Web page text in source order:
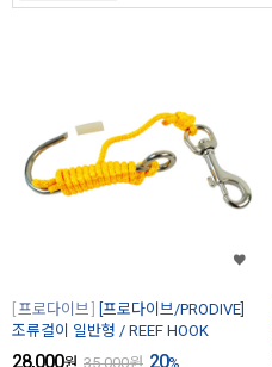
프로다이브
[프로다이브/PRODIVE]
조류걸이 일반형 / REEF HOOK
28,000원 35,000원 20%